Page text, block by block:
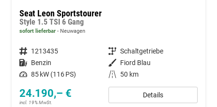
Seat Leon Sportstourer
Style 1.5 TSI 6 Gang
sofort lieferbar Neuwagen
Fahrzeugnummer 1213435 Getriebe Schaltgetriebe
Kraftstoff Benzin Außenfarbe Fiord Blau
Leistung 85 kW (116 PS) Kilometerstand 50 km
24.190,– €
incl. 19% MwSt.
Details